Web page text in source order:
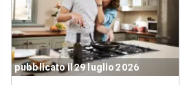
pubblicato il 29 luglio 2026